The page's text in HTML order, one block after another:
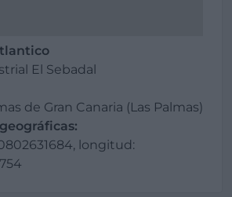
El Sebadal
de Gran Canaria (Las Palmas)
longitud: